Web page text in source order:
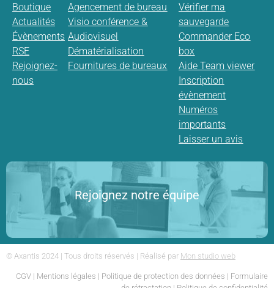
Boutique
Actualités
Évènements
RSE
Rejoignez-
nous
Agencement de bureau
Visio conférence &
Audiovisuel
Dématérialisation
Fournitures de bureaux
Vérifier ma
sauvegarde
Commander Eco
box
Aide Team viewer
Inscription
évènement
Numéros
importants
Laisser un avis
Rejoignez notre équipe
© Axantis 2024 | Tous droits réservés | Réalisé par Mon studio web
CGV | Mentions légales | Politique de protection des données | Formulaire